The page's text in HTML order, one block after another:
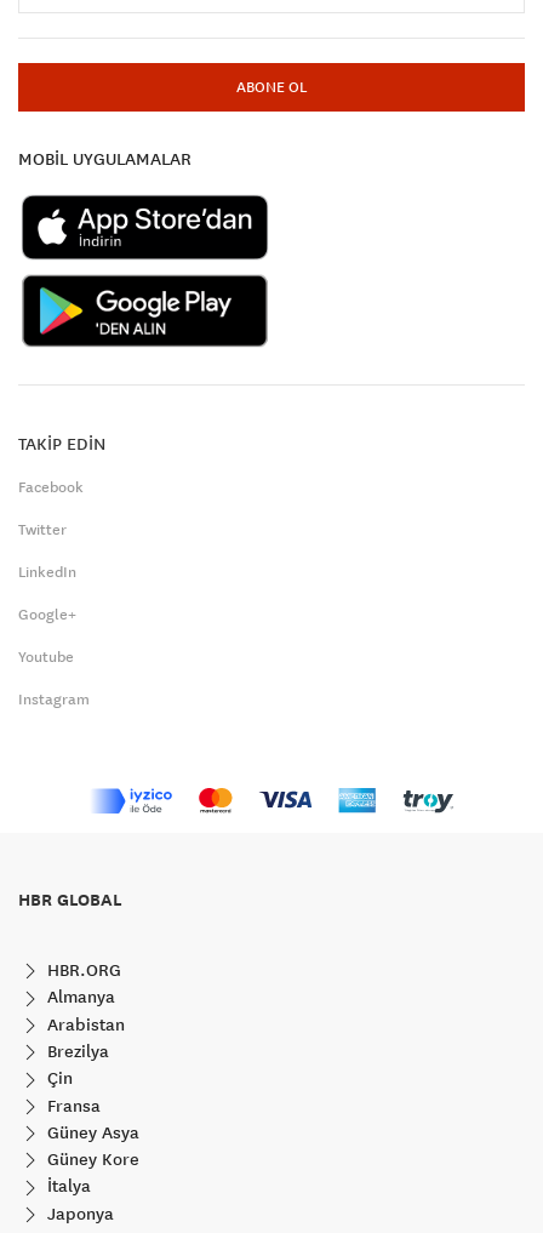
ABONE OL
MOBİL UYGULAMALAR
TAKİP EDİN
Facebook
Twitter
LinkedIn
Google+
Youtube
Instagram
HBR GLOBAL
HBR.ORG
Almanya
Arabistan
Brezilya
Çin
Fransa
Güney Asya
Güney Kore
İtalya
Japonya